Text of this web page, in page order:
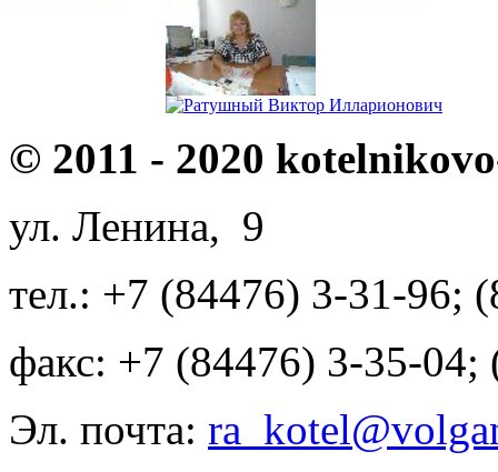
© 2011 - 2020
ул. Ленина, 9
тел.: +7 (84476) 3-31-96;
факс: +7 (84476) 3-35-04;
Эл. почта: